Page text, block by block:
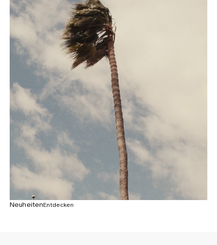
NeuheitenEntdecken